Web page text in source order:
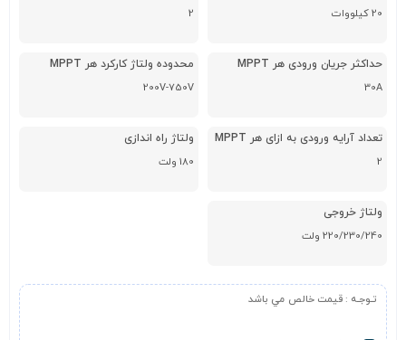
20 کیلووات
2
حداکثر جریان ورودی هر MPPT
30A
محدوده ولتاژ کارکرد هر MPPT
200V-750V
تعداد آرایه ورودی به ازای هر MPPT
2
ولتاژ راه اندازی
180 ولت
ولتاژ خروجی
220/230/240 ولت
تـوجـه : قيمت خالص مي باشد